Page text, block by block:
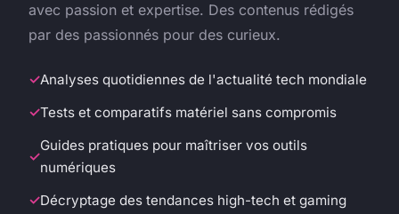
avec passion et expertise. Des contenus rédigés
par des passionnés pour des curieux.
Analyses quotidiennes de l'actualité tech mondiale
Tests et comparatifs matériel sans compromis
Guides pratiques pour maîtriser vos outils
numériques
Décryptage des tendances high-tech et gaming